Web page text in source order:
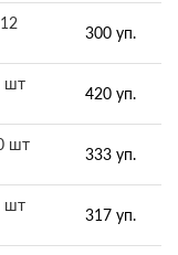
300 уп.
шт
420 уп.
шт
333 уп.
шт
317 уп.